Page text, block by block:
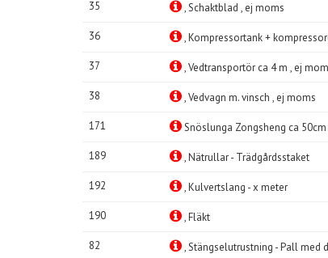
35 , Schaktblad , ej moms
36 , Kompressortank +
37 , Vedtransportör ca 4 m , ej
38 , Vedvagn m. vinsch , ej moms
171 Snöslunga Zongsheng ca
189 , Nätrullar - Trädgårdsstaket
192 , Kulvertslang - x meter
190 , Fläkt
82 , Stängselutrustning - Pall med